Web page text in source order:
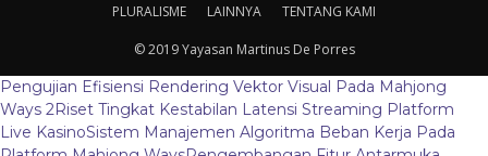
PLURALISME
LAINNYA TENTANG KAMI
© 2019 Yayasan Martinus De Porres
Pengujian Efisiensi Rendering Vektor Visual Pada Mahjong
Ways 2Riset Tingkat Kestabilan Latensi Streaming Platform
Live KasinoSistem Manajemen Algoritma Beban Kerja Pada